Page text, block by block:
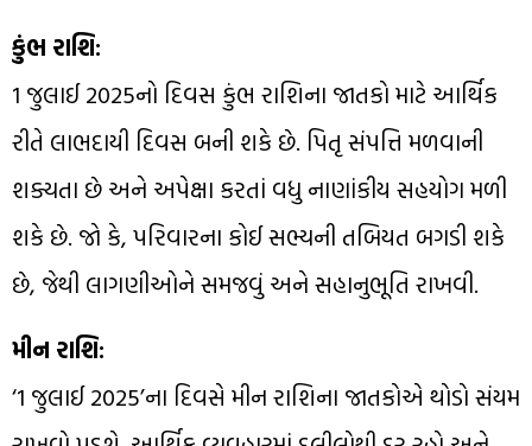
કુંભ રાશિ:
1 જુલાઈ 2025નો દિવસ કુંભ રાશિના જાતકો માટે આર્થિક
રીતે લાભદાયી દિવસ બની શકે છે. પિતૃ સંપત્તિ મળવાની
શક્યતા છે અને અપેક્ષા કરતાં વધુ નાણાંકીય સહયોગ મળી
શકે છે. જો કે, પરિવારના કોઈ સભ્યની તબિયત બગડી શકે
છે, જેથી લાગણીઓને સમજવું અને સહાનુભૂતિ રાખવી.
મીન રાશિ:
‘1 જુલાઈ 2025’ના દિવસે મીન રાશિના જાતકોએ થોડો સંયમ